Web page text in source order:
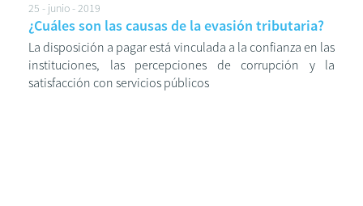
25 - junio - 2019
¿Cuáles son las causas de la evasión tributaria?
La disposición a pagar está vinculada a la confianza en las
instituciones, las percepciones de corrupción y la
satisfacción con servicios públicos